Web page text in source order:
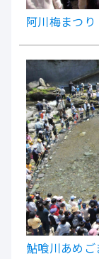
阿川梅まつり
鮎喰川あめご